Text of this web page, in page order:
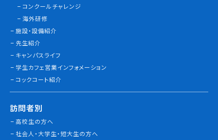
お問い合わせ
コンクールチャレンジ
海外研修
施設・設備紹介
先生紹介
キャンパスライフ
学生カフェ営業インフォメーション
コックコート紹介
訪問者別
高校生の方へ
社会人・大学生・短大生の方へ